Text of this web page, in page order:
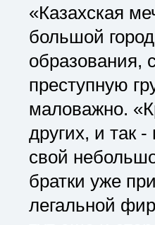
«Казахская
большой
образования,
преступную
маловажно.
других, и так
свой
братки уже
легальной